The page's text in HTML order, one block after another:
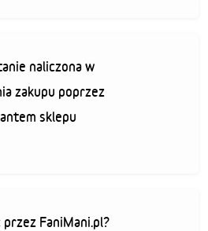
naliczona w
zakupu poprzez
sklepu
FaniMani.pl?